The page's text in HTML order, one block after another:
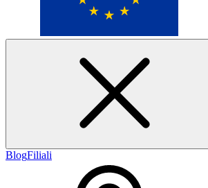
BlogFiliali